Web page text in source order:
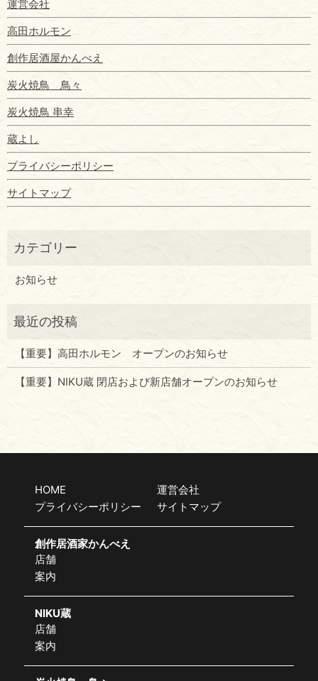
運営会社
高田ホルモン
創作居酒屋かんべえ
炭火焼鳥 鳥々
炭火焼鳥 串幸
蔵よし
プライバシーポリシー
サイトマップ
お知らせ
【重要】高田ホルモン オープンのお知らせ
【重要】NIKU蔵 閉店および新店舗オープンのお知らせ
HOME
運営会社
プライバシーポリシー
サイトマップ
創作居酒家かんべえ
店舗
案内
NIKU蔵
店舗
案内